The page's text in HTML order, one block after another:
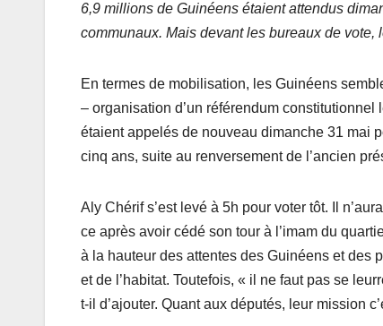
6,9 millions de Guinéens étaient attendus
communaux. Mais devant les bureaux de
En termes de mobilisation, les Guinéens
– organisation d’un référendum
étaient appelés de nouveau dimanche 31 mai
cinq ans, suite au renversement de l’ancien
Aly Chérif s’est levé à 5h pour voter tôt. Il
ce après avoir cédé son tour à l’imam du
à la hauteur des attentes des Guinéens et des
et de l’habitat. Toutefois, « il ne faut pas se
t-il d’ajouter. Quant aux députés, leur mission